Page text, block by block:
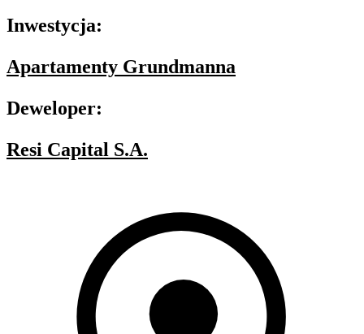
Inwestycja:
Apartamenty Grundmanna
Deweloper:
Resi Capital S.A.